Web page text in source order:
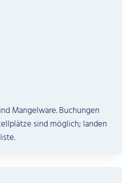
Mangelware. Buchungen
sind möglich; landen